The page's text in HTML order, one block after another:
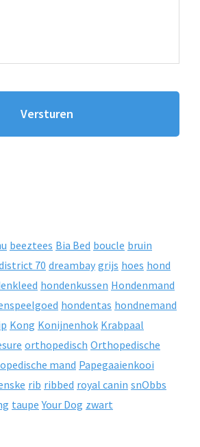
beeztees Bia Bed boucle bruin
70 dreambay grijs hoes hond
hondenkussen Hondenmand
hondentas hondnemand
Kong Konijnenhok Krabpaal
orthopedisch Orthopedische
mand Papegaaienkooi
rib ribbed royal canin snObbs
taupe Your Dog zwart